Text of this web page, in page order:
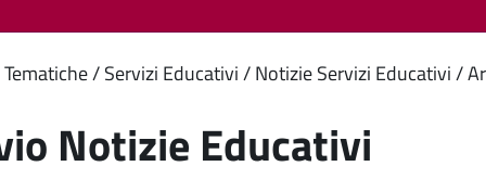
Servizi Educativi Notizie Servizi Educativi
Notizie Educativi